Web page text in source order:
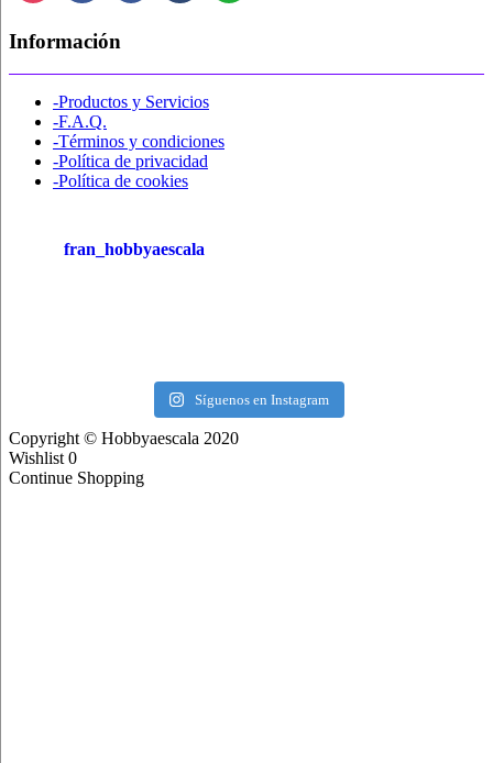
Información
-Productos y Servicios
-F.A.Q.
-Términos y condiciones
-Política de privacidad
-Política de cookies
fran_hobbyaescala
Síguenos en Instagram
Copyright © Hobbyaescala 2020
Wishlist0
Continue Shopping